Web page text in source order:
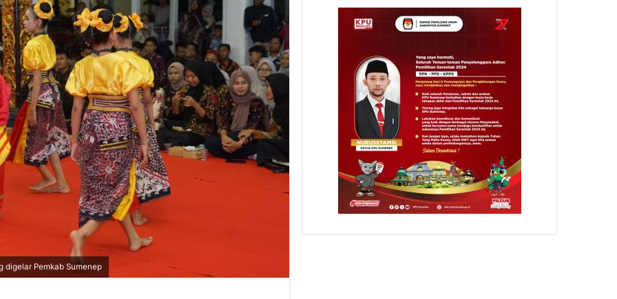
digelar Pemkab Sumenep